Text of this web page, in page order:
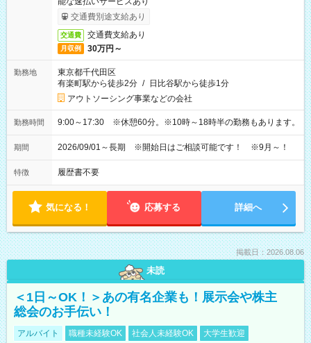
交通費別途支給あり
交通費 交通費支給あり
月収例 30万円～
勤務地
東京都千代田区
有楽町駅から徒歩2分 / 日比谷駅から徒歩1分
アウトソーシング事業などの会社
勤務時間 9:00～17:30 ※休憩60分。※10時～18時半の勤務もあります。
期間 2026/09/01～長期 ※開始日はご相談可能です！ ※9月～！
特徴 履歴書不要
気になる！ 応募する 詳細へ
掲載日：2026.08.06
未読
＜1日～OK！＞あの有名企業も！展示会や株主
総会のお手伝い！
アルバイト 職種未経験OK 社会人未経験OK
大学生歓迎